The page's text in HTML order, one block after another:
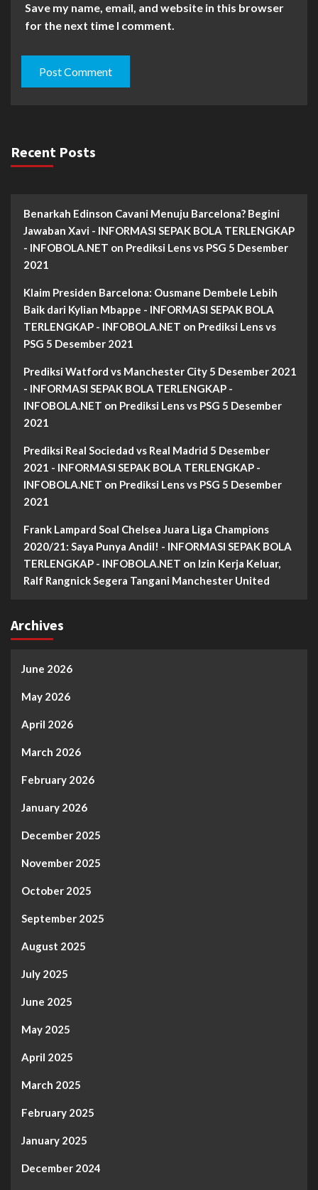
Save my name, email, and website in this browser
for the next time I comment.
Recent Posts
Benarkah Edinson Cavani Menuju Barcelona? Begini
Jawaban Xavi - INFORMASI SEPAK BOLA TERLENGKAP
- INFOBOLA.NET on Prediksi Lens vs PSG 5 Desember
2021
Klaim Presiden Barcelona: Ousmane Dembele Lebih
Baik dari Kylian Mbappe - INFORMASI SEPAK BOLA
TERLENGKAP - INFOBOLA.NET on Prediksi Lens vs
PSG 5 Desember 2021
Prediksi Watford vs Manchester City 5 Desember 2021
- INFORMASI SEPAK BOLA TERLENGKAP -
INFOBOLA.NET on Prediksi Lens vs PSG 5 Desember
2021
Prediksi Real Sociedad vs Real Madrid 5 Desember
2021 - INFORMASI SEPAK BOLA TERLENGKAP -
INFOBOLA.NET on Prediksi Lens vs PSG 5 Desember
2021
Frank Lampard Soal Chelsea Juara Liga Champions
2020/21: Saya Punya Andil! - INFORMASI SEPAK BOLA
TERLENGKAP - INFOBOLA.NET on Izin Kerja Keluar,
Ralf Rangnick Segera Tangani Manchester United
Archives
June 2026
May 2026
April 2026
March 2026
February 2026
January 2026
December 2025
November 2025
October 2025
September 2025
August 2025
July 2025
June 2025
May 2025
April 2025
March 2025
February 2025
January 2025
December 2024